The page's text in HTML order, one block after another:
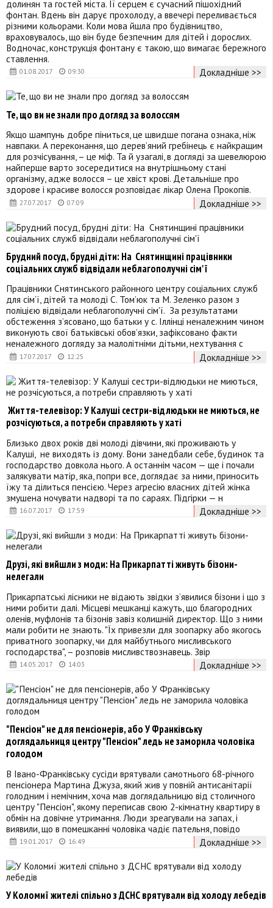
01.08.2017 09:30
долинян та гостей міста. Її серцем є сучасний пішохідний
фонтан. Вдень він дарує прохолоду, а ввечері переливається
різними кольорами. Коли мова йшла про будівництво,
враховувалось, що він буде безпечним для дітей і дорослих.
Водночас, конструкція фонтану є такою, що вимагає бережного
ставлення.
Докладніше >>
27.07.2017 07:09
Те, що ви не знали про догляд за волоссям
Якщо шампунь добре піниться, це швидше погана ознака, ніж
навпаки. А переконання, що дерев’яний гребінець є найкращим
для розчісування, – це міф. Та й узагалі, в догляді за шевелюрою
найперше варто зосередитися на внутрішньому стані
організму, адже волосся – це хвіст крові. Детальніше про
здорове і красиве волосся розповідає лікар Олена Прокопів.
Докладніше >>
17.07.2017 12:25
Брудний посуд, брудні діти: На Снятинщині працівники
соціальних служб відвідали неблагополучні сім'ї
Працівники Снятинського районного центру соціальних служб
для сім’ї, дітей та молоді С. Том’юк та М. Зеленко разом з
поліцією відвідали неблагополучні сім'ї. За результатами
обстеження з’ясовано, що батьки у с. Іллінці неналежним чином
виконують свої батьківські обов’язки, зафіксовано факти
неналежного догляду за малолітніми дітьми, нехтування с
Докладніше >>
16.07.2017 17:59
Життя-телевізор: У Калуші сестри-відлюдьки не миються, не
розчісуються, а потреби справляють у хаті
Близько двох років дві молоді дівчини, які проживають у
Калуші, не виходять із дому. Вони занедбали себе, будинок та
господарство довкола нього. А останнім часом — ще і почали
залякувати матір, яка, попри все, доглядає за ними, приносить
їжу та ділиться пенсією. Через агресію власних дітей жінка
змушена ночувати надворі та по сараях. Підгірки — н
Докладніше >>
14.05.2017 14:03
Друзі, які вийшли з моди: На Прикарпатті живуть бізони-
нелегали
Прикарпатські лісники не відають звідки з’явилися бізони і що з
ними робити далі. Місцеві мешканці кажуть, що благородних
оленів, муфлонів та бізонів завіз колишній директор. Що з ними
мали робити не знають. "Їх привезли для зоопарку або якогось
приватного зоопарку, чи для майбутнього мисливського
господарства", – розповів мисливствознавець. Звір
Докладніше >>
19.01.2017 16:49
"Пенсіон" не для пенсіонерів, або У Франківську
доглядальниця центру "Пенсіон" ледь не заморила чоловіка
голодом
В Івано-Франківську сусіди врятували самотнього 68-річного
пенсіонера Мартина Джуза, який жив у повній антисанітарії
голодним і немічним, хоча мав доглядальницю від столичного
центру "Пенсіон", якому переписав свою 2-кімнатну квартиру в
обмін на довічне утримання. Люди зреагували на запах, і
виявили, що в помешканні чоловіка чадіє пательня, повідо
Докладніше >>
У Коломиї жителі спільно з ДСНС врятували від холоду лебедів